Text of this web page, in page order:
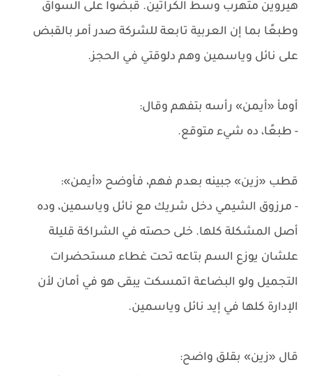
هيروين متهرب وسط الكراتين. قبضوا على السواق
وطبعًا بما إن العربية تابعة للشركة صدر أمر بالقبض
على نائل وياسمين وهم دلوقتي في الحجز.
أومأ «أيمن» رأسه بتفهم وقال:
- طبعًا، ده شيء متوقع.
قطب «زين» جبينه بعدم فهم، فأوضح «أيمن»:
- مرزوق الشيمي دخل شريك مع نائل وياسمين، وده
أصل المشكلة كلها. خلى حصته في الشراكة قليلة
علشان يوزع السم بتاعه تحت غطاء مستحضرات
التجميل ولو البضاعة اتمسكت يبقى هو في أمان لأن
الإدارة كلها في إيد نائل وياسمين.
قال «زين» بقلق واضح: